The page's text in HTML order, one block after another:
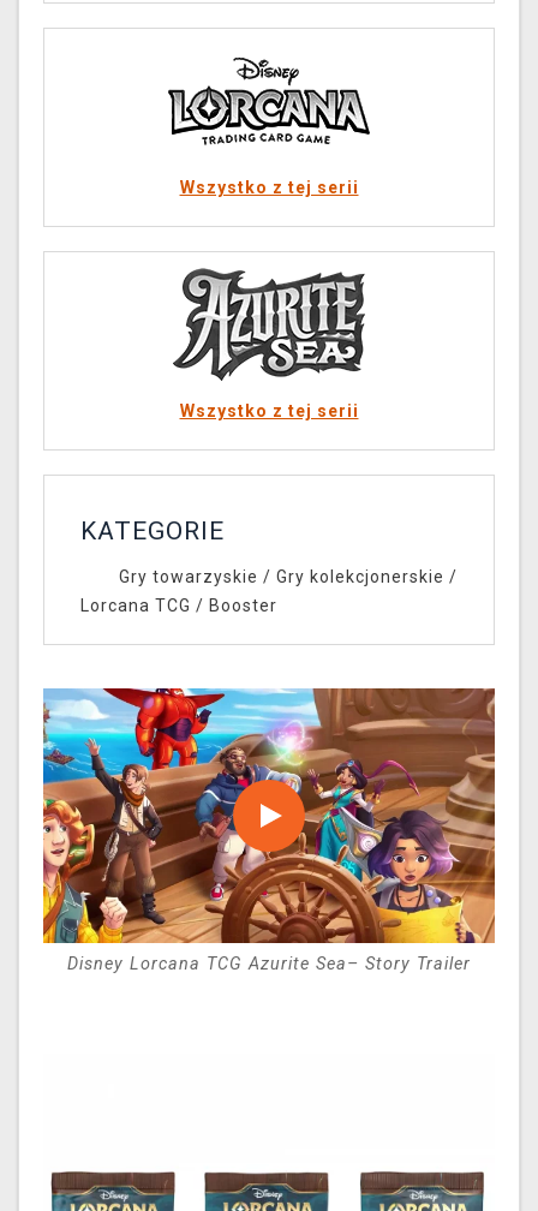
Wszystko z tej serii
Wszystko z tej serii
KATEGORIE
Gry towarzyskie / Gry kolekcjonerskie /
Lorcana TCG / Booster
Disney Lorcana TCG Azurite Sea– Story Trailer